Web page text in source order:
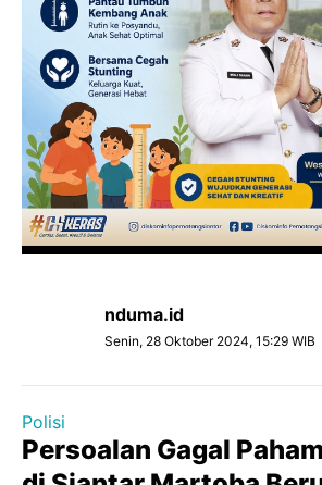
nduma.id
Senin, 28 Oktober 2024, 15:29 WIB
Polisi
Persoalan Gagal